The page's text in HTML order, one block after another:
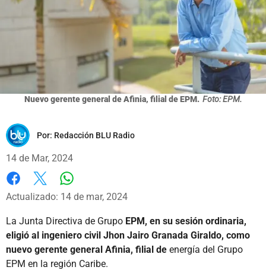
Nuevo gerente general de Afinia, filial de EPM. Foto: EPM.
Por: Redacción BLU Radio
14 de Mar, 2024
Facebook
X
Actualizado: 14 de mar, 2024
La Junta Directiva de Grupo EPM, en su sesión ordinaria,
eligió al ingeniero civil Jhon Jairo Granada Giraldo, como
nuevo gerente general Afinia, filial de energía del Grupo
EPM en la región Caribe.